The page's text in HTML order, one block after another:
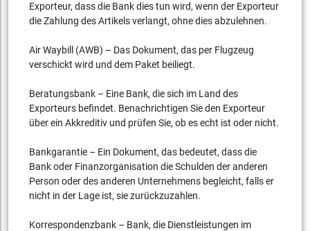
Exporteur, dass die Bank dies tun wird, wenn der Exporteur
die Zahlung des Artikels verlangt, ohne dies abzulehnen.
Air Waybill (AWB) – Das Dokument, das per Flugzeug
verschickt wird und dem Paket beiliegt.
Beratungsbank – Eine Bank, die sich im Land des
Exporteurs befindet. Benachrichtigen Sie den Exporteur
über ein Akkreditiv und prüfen Sie, ob es echt ist oder nicht.
Bankgarantie – Ein Dokument, das bedeutet, dass die
Bank oder Finanzorganisation die Schulden der anderen
Person oder des anderen Unternehmens begleicht, falls er
nicht in der Lage ist, sie zurückzuzahlen.
Korrespondenzbank – Bank, die Dienstleistungen im